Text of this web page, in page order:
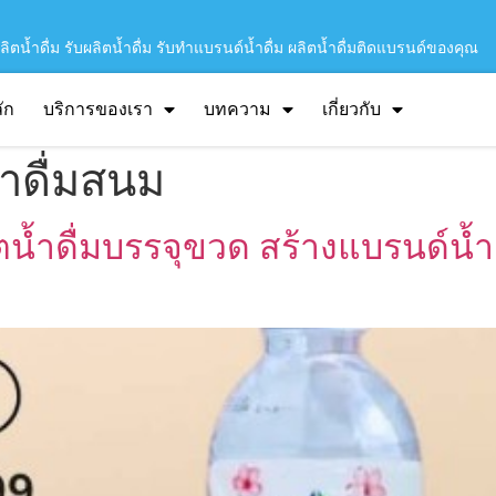
ลิตน้ำดื่ม รับผลิตน้ำดื่ม รับทำแบรนด์น้ำดื่ม ผลิตน้ำดื่มติดแบรนด์ของคุณ
บริการของเรา บทความ เกี่ยวกับ
ดื่มสนม
ำดื่มบรรจุขวด สร้างแบรนด์น้